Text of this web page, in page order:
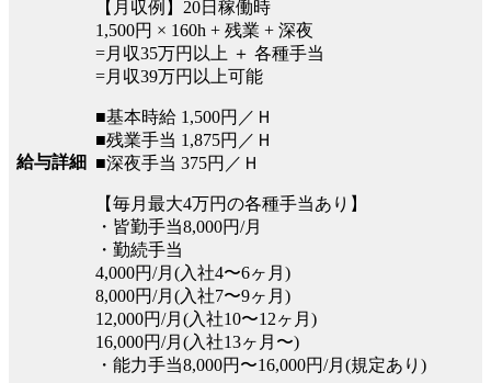
給与詳細
【月収例】20日稼働時
1,500円 × 160h + 残業 + 深夜
=月収35万円以上 ＋ 各種手当
=月収39万円以上可能
■基本時給 1,500円／Ｈ
■残業手当 1,875円／Ｈ
■深夜手当 375円／Ｈ
【毎月最大4万円の各種手当あり】
・皆勤手当8,000円/月
・勤続手当
4,000円/月(入社4〜6ヶ月)
8,000円/月(入社7〜9ヶ月)
12,000円/月(入社10〜12ヶ月)
16,000円/月(入社13ヶ月〜)
・能力手当8,000円〜16,000円/月(規定あり)